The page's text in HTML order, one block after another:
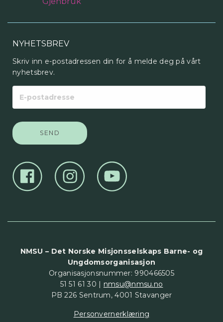
NYHETSBREV
Skriv inn e-postadressen din for å melde deg på vårt
nyhetsbrev.
postadresse
NMSU – Det Norske Misjonsselskaps Barne- og
Ungdomsorganisasjon
Organisasjonsnummer: 990466505
51 51 61 30 | nmsu@nmsu.no
PB 226 Sentrum, 4001 Stavanger
Personvernerklæring